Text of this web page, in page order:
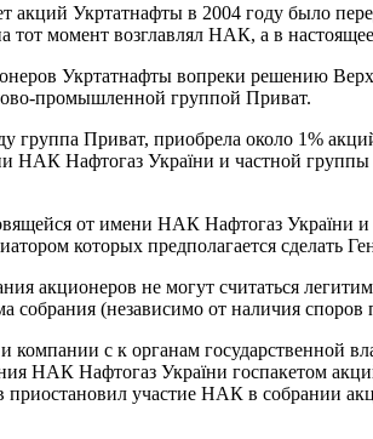
акций Укртатнафты в 2004 году было
момент возглавлял НАК, а в
Укртатнафты вопреки решению
промышленной группой Приват.
группа Приват, приобрела около 1%
НАК Нафтогаз України и частной
от имени НАК Нафтогаз
которых предполагается сделать
акционеров не могут считаться
(независимо от наличия
компании с к органам
НАК Нафтогаз України госпакетом
участие НАК в собрании